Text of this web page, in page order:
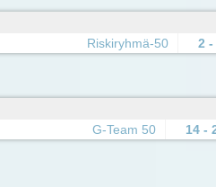
Riskiryhmä-50 2 -
G-Team 50 14 -